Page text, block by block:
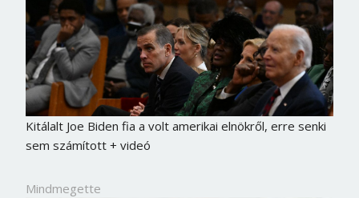
Kitálalt Joe Biden fia a volt amerikai elnökről, erre senki
sem számított + videó
Mindmegette